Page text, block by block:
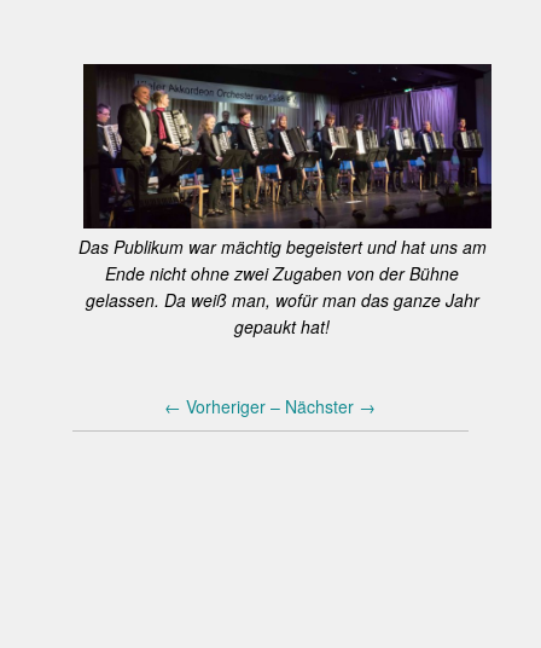
Das Publikum war mächtig begeistert und hat uns am
Ende nicht ohne zwei Zugaben von der Bühne
gelassen. Da weiß man, wofür man das ganze Jahr
gepaukt hat!
← Vorheriger – Nächster →